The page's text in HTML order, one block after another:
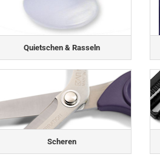
Quietschen & Rasseln
Scheren